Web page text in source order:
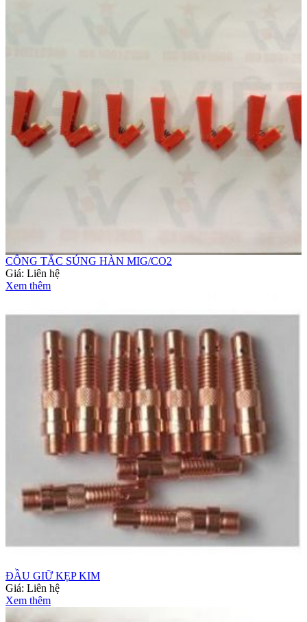
CÔNG TẮC SÚNG HÀN MIG/CO2
Giá: Liên hệ
Xem thêm
ĐẦU GIỮ KẸP KIM
Giá: Liên hệ
Xem thêm